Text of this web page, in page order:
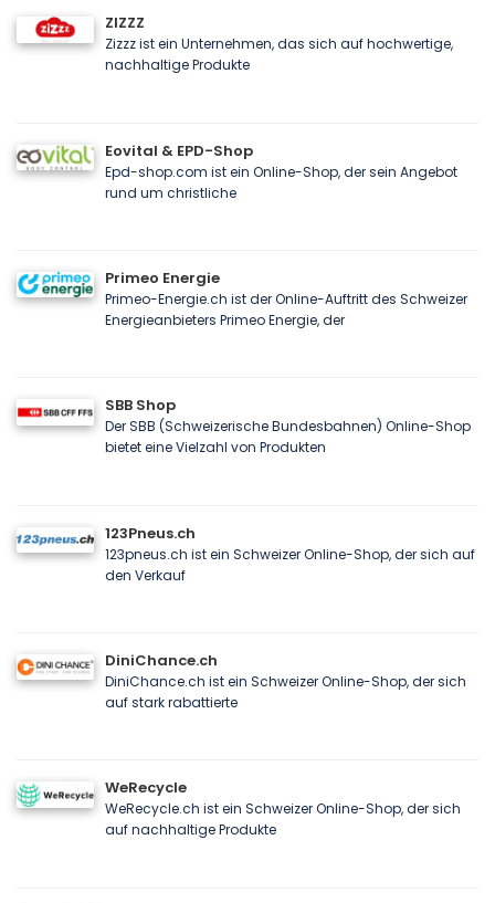
ZIZZZ
Zizzz ist ein Unternehmen, das sich auf hochwertige,
nachhaltige Produkte
Eovital & EPD-Shop
Epd-shop.com ist ein Online-Shop, der sein Angebot
rund um christliche
Primeo Energie
Primeo-Energie.ch ist der Online-Auftritt des Schweizer
Energieanbieters Primeo Energie, der
SBB Shop
Der SBB (Schweizerische Bundesbahnen) Online-Shop
bietet eine Vielzahl von Produkten
123Pneus.ch
123pneus.ch ist ein Schweizer Online-Shop, der sich auf
den Verkauf
DiniChance.ch
DiniChance.ch ist ein Schweizer Online-Shop, der sich
auf stark rabattierte
WeRecycle
WeRecycle.ch ist ein Schweizer Online-Shop, der sich
auf nachhaltige Produkte